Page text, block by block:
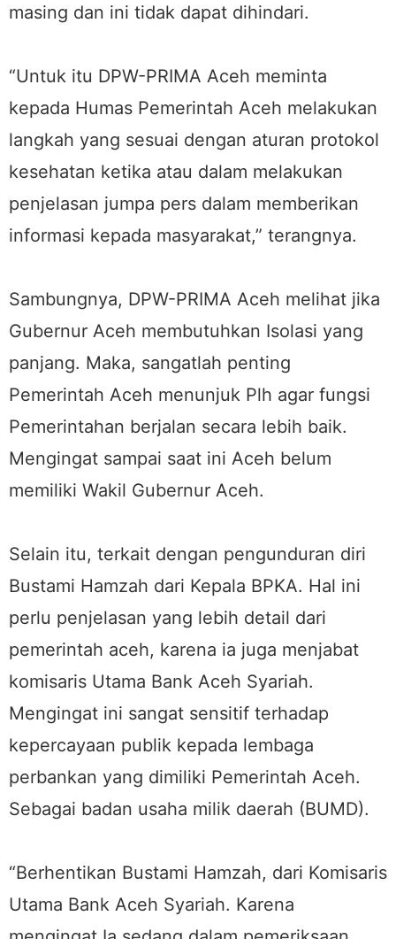
masing dan ini tidak dapat dihindari.
“Untuk itu DPW-PRIMA Aceh meminta
kepada Humas Pemerintah Aceh melakukan
langkah yang sesuai dengan aturan protokol
kesehatan ketika atau dalam melakukan
penjelasan jumpa pers dalam memberikan
informasi kepada masyarakat,” terangnya.
Sambungnya, DPW-PRIMA Aceh melihat jika
Gubernur Aceh membutuhkan Isolasi yang
panjang. Maka, sangatlah penting
Pemerintah Aceh menunjuk Plh agar fungsi
Pemerintahan berjalan secara lebih baik.
Mengingat sampai saat ini Aceh belum
memiliki Wakil Gubernur Aceh.
Selain itu, terkait dengan pengunduran diri
Bustami Hamzah dari Kepala BPKA. Hal ini
perlu penjelasan yang lebih detail dari
pemerintah aceh, karena ia juga menjabat
komisaris Utama Bank Aceh Syariah.
Mengingat ini sangat sensitif terhadap
kepercayaan publik kepada lembaga
perbankan yang dimiliki Pemerintah Aceh.
Sebagai badan usaha milik daerah (BUMD).
“Berhentikan Bustami Hamzah, dari Komisaris
Utama Bank Aceh Syariah. Karena